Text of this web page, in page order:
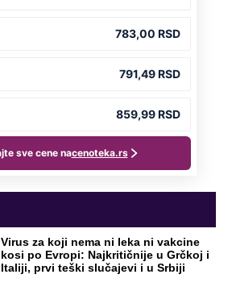
Virus za koji nema ni leka ni vakcine
kosi po Evropi: Najkritičnije u Grčkoj i
Italiji, prvi teški slučajevi i u Srbiji